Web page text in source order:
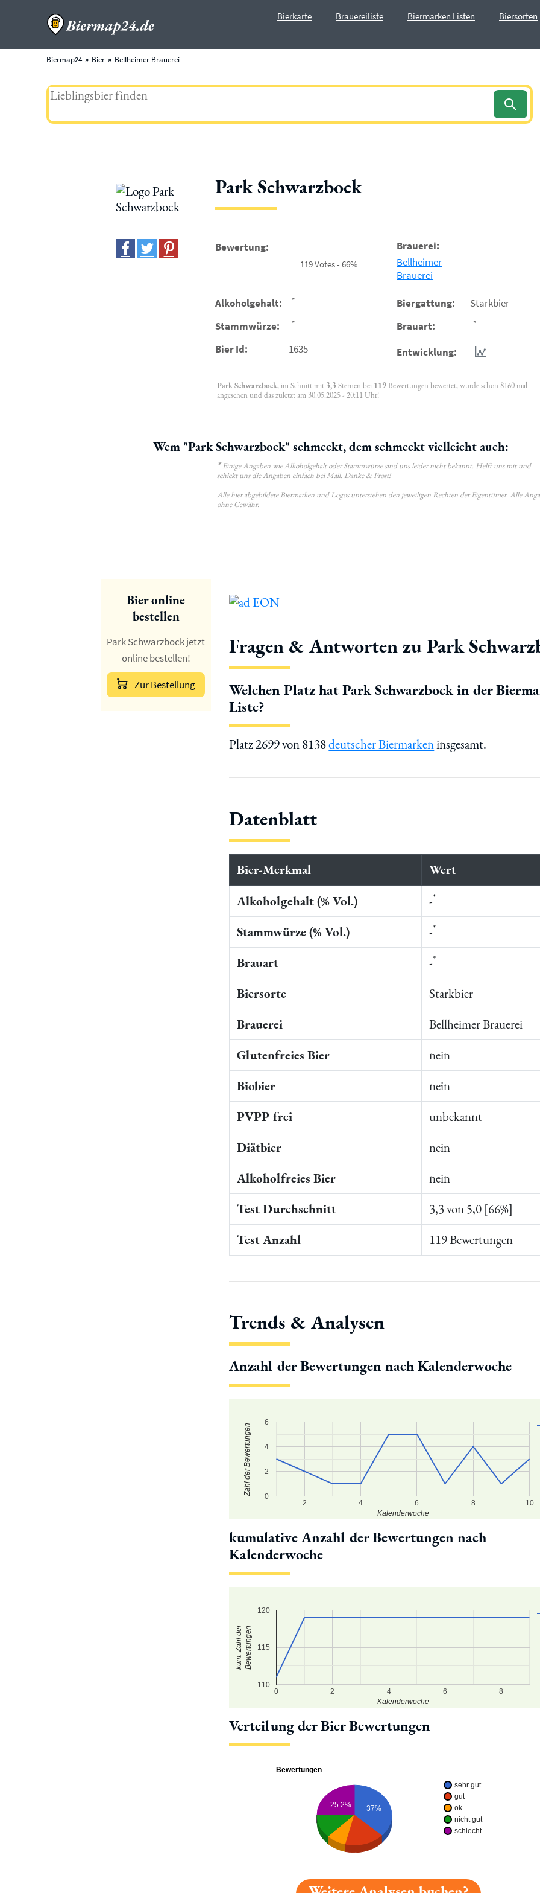
Bierkarte Brauereiliste Biermarken Listen Biersorten
Biermap24 Bier Bellheimer Brauerei
Park Schwarzbock
Bewertung:
119 Votes - 66%
Brauerei:
Bellheimer
Brauerei
Alkoholgehalt: -*
Stammwürze: -*
Bier Id: 1635
Biergattung:
Starkbier
Brauart:
-*
Entwicklung:
Park Schwarzbock, im Schnitt mit 3,3 Sternen bei 119Bewertungen bewertet, wurde schon 8160 mal
angesehen und das zuletzt am 30.05.2025 - 20:11 Uhr!
Wem "Park Schwarzbock" schmeckt, dem schmeckt vielleicht auch:
*Einige Angaben wie Alkoholgehalt oder Stammwürze sind uns leider nicht bekannt. Helft uns mit und
schickt uns die Angaben einfach bei Mail. Danke & Prost!
Alle hier abgebildete Biermarken und Logos unterstehen den jeweiligen Rechten der Eigentümer. Alle
ohne Gewähr.
Bier online
bestellen
Park Schwarzbock jetzt
online bestellen!
Zur Bestellung
Fragen & Antworten zu Park
Welchen Platz hat Park Schwarzbock in der
Liste?
Platz 2699 von 8138deutscher Biermarkeninsgesamt.
Datenblatt
Bier-Merkmal
Wert
Alkoholgehalt (% Vol.)
-*
Stammwürze (% Vol.) -*
Brauart -*
Biersorte
Starkbier
Brauerei
Bellheimer Brauerei
Glutenfreies Bier
nein
Biobier
nein
PVPP frei
unbekannt
Diätbier
nein
Alkoholfreies Bier
nein
Test Durchschnitt
3,3 von 5,0 [66%]
Test Anzahl
119 Bewertungen
Trends & Analysen
Anzahl der Bewertungen nach Kalenderwoche
2 4 6 8 10
0
2
4
6
Kalenderwoche
Zahl der Bewertungen
kumulative Anzahl der Bewertungen nach
Kalenderwoche
0 2 4 6 8
110
115
120
Kalenderwoche
kum. Zahl derBewertungen
Verteilung der Bier Bewertungen
Bewertungen
sehr gut
gut
ok
nicht gut
schlecht
37%
25.2%